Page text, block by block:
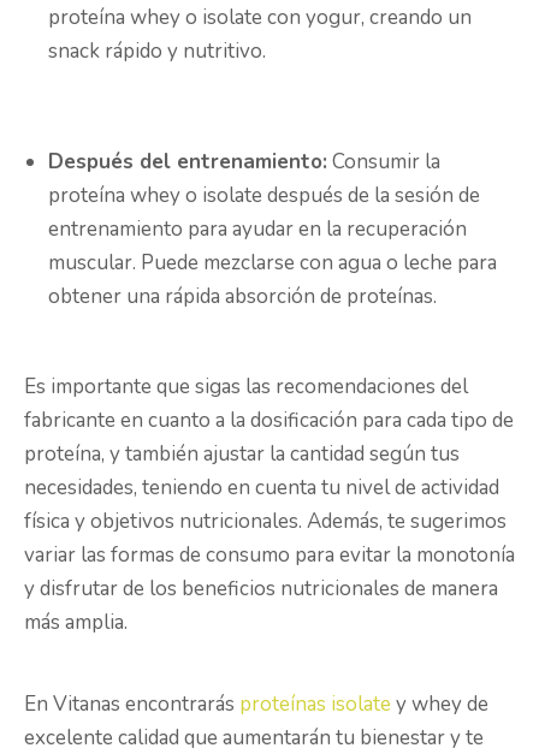
proteína whey o isolate con yogur, creando un
snack rápido y nutritivo.
Después del entrenamiento: Consumir la
proteína whey o isolate después de la sesión de
entrenamiento para ayudar en la recuperación
muscular. Puede mezclarse con agua o leche para
obtener una rápida absorción de proteínas.
Es importante que sigas las recomendaciones del
fabricante en cuanto a la dosificación para cada tipo de
proteína, y también ajustar la cantidad según tus
necesidades, teniendo en cuenta tu nivel de actividad
física y objetivos nutricionales. Además, te sugerimos
variar las formas de consumo para evitar la monotonía
y disfrutar de los beneficios nutricionales de manera
más amplia.
En Vitanas encontrarás proteínas isolate y whey de
excelente calidad que aumentarán tu bienestar y te